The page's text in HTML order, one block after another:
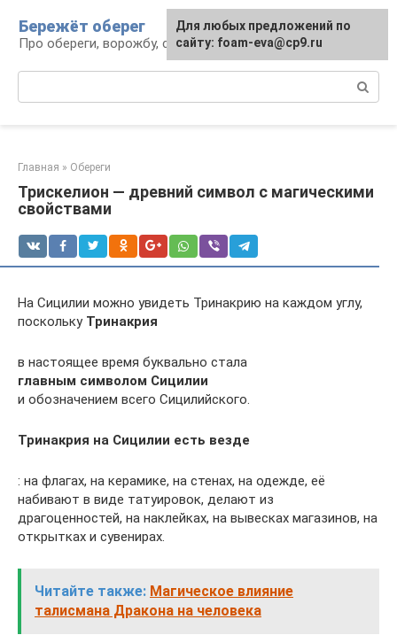
контенту
Бережёт оберег
Про обереги, ворожбу, сны и гадания
Главная » Обереги
Трискелион — древний символ с магическими
свойствами
На Сицилии можно увидеть Тринакрию на каждом углу,
поскольку Тринакрия
в настоящее время буквально стала
главным символом Сицилии
и обозначением всего Сицилийского.
Тринакрия на Сицилии есть везде
: на флагах, на керамике, на стенах, на одежде, её
набивают в виде татуировок, делают из
драгоценностей, на наклейках, на вывесках магазинов, на
открытках и сувенирах.
Читайте также: Магическое влияние
талисмана Дракона на человека
Для любых предложений по
сайту: foam-eva@cp9.ru